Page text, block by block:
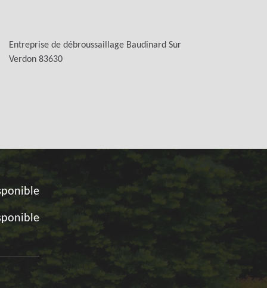
Entreprise de débroussaillage Baudinard Sur
Verdon 83630